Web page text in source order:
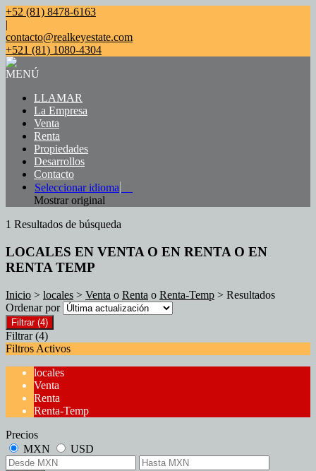
+52 (81) 8478-6163
|
contacto@realkeyestate.com
+521 (81) 1080-4304
MENÚ
LLAMAR
La Empresa
Venta
Renta
Propiedades
Desarrollos
Contacto
Seleccionar idioma
Mostrar original
1 Resultados de búsqueda
LOCALES EN VENTA O EN RENTA O EN
RENTA TEMP
Inicio > locales > Venta o Renta o Renta-Temp > Resultados
Ordenar por
Filtrar (4)
Filtrar (4)
Filtros Activos
locales
Venta
Renta
Renta-Temp
Precios
MXN
USD